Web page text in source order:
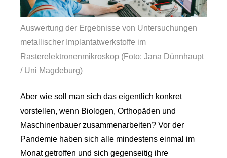
Auswertung der Ergebnisse von Untersuchungen
metallischer Implantatwerkstoffe im
Rasterelektronenmikroskop (Foto: Jana Dünnhaupt
/ Uni Magdeburg)
Aber wie soll man sich das eigentlich konkret
vorstellen, wenn Biologen, Orthopäden und
Maschinenbauer zusammenarbeiten? Vor der
Pandemie haben sich alle mindestens einmal im
Monat getroffen und sich gegenseitig ihre